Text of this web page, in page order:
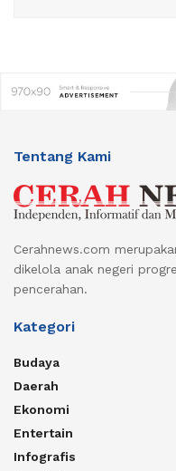
Tentang Kami
Cerahnews.com
dikelola anak negeri
pencerahan.
Kategori
Budaya
Daerah
Ekonomi
Entertain
Infografis